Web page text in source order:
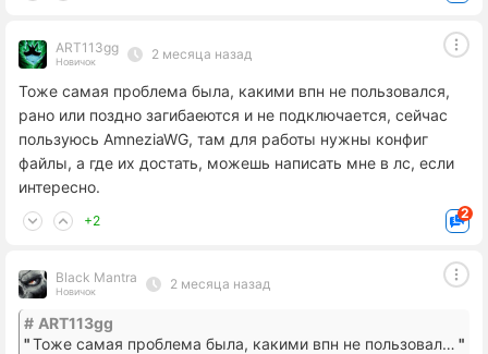
ART113gg
Новичок 2 месяца назад
Тоже самая проблема была, какими впн не пользовался,
рано или поздно загибаеются и не подключается, сейчас
пользуюсь AmneziaWG, там для работы нужны конфиг
файлы, а где их достать, можешь написать мне в лс, если
интересно.
+2 2
Black Mantra
Новичок 2 месяца назад
# ART113gg
Тоже самая проблема была, какими впн не пользовался, рано или поздно загибаеются и не подключается, сейчас пользуюсь AmneziaWG, там для работы нужны конфиг файлы, а где их достать, можешь написать мне в лс, если интересно.